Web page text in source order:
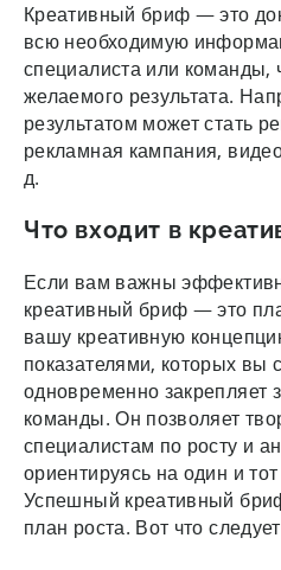
Креативный бриф — это
всю необходимую
специалиста или команды,
желаемого результата.
результатом может стать
рекламная кампания,
д.
Что входит в
Если вам важны
креативный бриф — это
вашу креативную
показателями, которых вы
одновременно закрепляет
команды. Он позволяет
специалистам по росту и
ориентируясь на один и
Успешный креативный
план роста. Вот что